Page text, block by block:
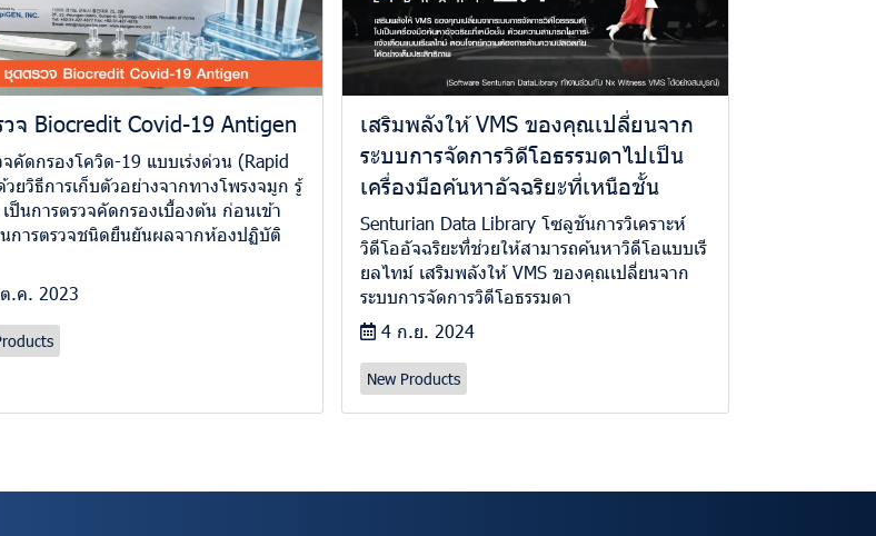
จ Biocredit Covid-19 Antigen
คัดกรองโควิด-19 แบบเร่งด่วน (Rapid
วยวิธีการเก็บตัวอย่างจากทางโพรงจมูก รู้
เป็นการตรวจคัดกรองเบื้องต้น ก่อนเข้า
นการตรวจชนิดยืนยันผลจากห้องปฏิบัติ
.ค. 2023
เสริมพลังให้ VMS ของคุณเปลี่ยนจาก
ระบบการจัดการวิดีโอธรรมดาไปเป็น
เครื่องมือค้นหาอัจฉริยะที่เหนือชั้น
Senturian Data Library โซลูชันการวิเคราะห์
วิดีโออัจฉริยะที่ช่วยให้สามารถค้นหาวิดีโอแบบเรี
ยลไทม์ เสริมพลังให้ VMS ของคุณเปลี่ยนจาก
ระบบการจัดการวิดีโอธรรมดา
4 ก.ย. 2024
New Products